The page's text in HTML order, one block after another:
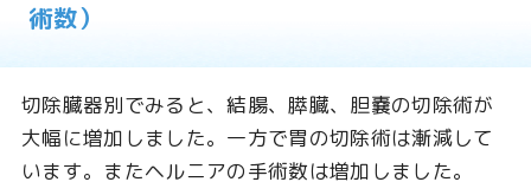
術数）
切除臓器別でみると、結腸、膵臓、胆嚢の切除術が
大幅に増加しました。一方で胃の切除術は漸減して
います。またヘルニアの手術数は増加しました。